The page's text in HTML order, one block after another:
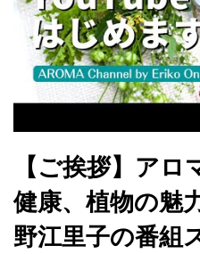
【ご挨拶】アロ
健康、植物の魅
野江里子の番組